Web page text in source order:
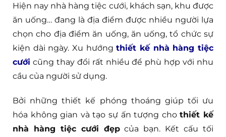
Hiện nay nhà hàng tiệc cưới, khách sạn, khu được
ăn uống… đang là địa điểm được nhiều người lựa
chọn cho địa điểm ăn uống, ăn uống, tổ chức sự
kiện dài ngày. Xu hướngthiết kế nhà hàng tiệc
cưới cũng thay đổi rất nhiều để phù hợp với nhu
cầu của người sử dụng.
Bởi những thiết kế phóng thoáng giúp tối ưu
hóa không gian và tạo sự ấn tượng chothiết kế
nhà hàng tiệc cưới đẹpcủa bạn. Kết cấu tối